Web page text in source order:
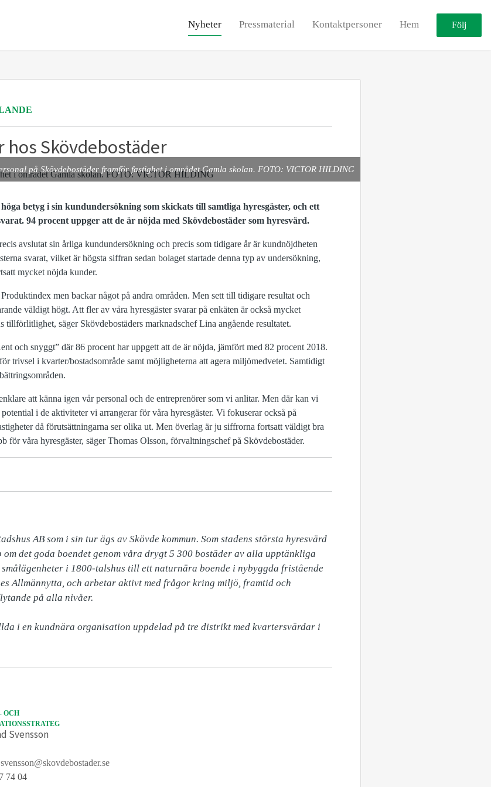
Nyheter Pressmaterial Kontaktpersoner Hem Följ
hos Skövdebostäder
på Skövdebostäder framför fastighet i området Gamla skolan. FOTO: VICTOR HILDING
betyg i sin kundundersökning som skickats till samtliga hyresgäster, och ett
. 94 procent uppger att de är nöjda med Skövdebostäder som hyresvärd.
avslutat sin årliga kundundersökning och precis som tidigare år är kundnöjdheten
svarat, vilket är högsta siffran sedan bolaget startade denna typ av undersökning,
mycket nöjda kunder.
men backar något på andra områden. Men sett till tidigare resultat och
väldigt högt. Att flerav våra hyresgäster svarar på enkäten ärockså mycket
tillförlitlighet, säger Skövdebostäders marknadschef Lina angående resultatet.
och snyggt” där 86 procent har uppgett att de är nöjda, jämfört med 82 procent 2018.
trivsel i kvarter/bostadsområde samt möjligheterna att agera miljömedvetet. Samtidigt
.
att känna igen vår personal och de entreprenörer som vi anlitar. Men där kan vi
potential i de aktiviteter vi arrangerar för våra hyresgäster. Vi fokuserar också på
då förutsättningarna ser olika ut. Men överlag är ju siffrorna fortsatt väldigt bra
för våra hyresgäster, säger Thomas Olsson, förvaltningschef på Skövdebostäder.
AB som i sin tur ägs av Skövde kommun. Som stadens största hyresvärd
det goda boendet genom våra drygt 5 300 bostäder av alla upptänkliga
i 1800-talshus till ett naturnära boende i nybyggda fristående
Allmännytta, och arbetar aktivt med frågor kring miljö, framtid och
på alla nivåer.
i en kundnära organisation uppdelad på tre distrikt med kvartersvärdar i
OCH
Svensson
74 04